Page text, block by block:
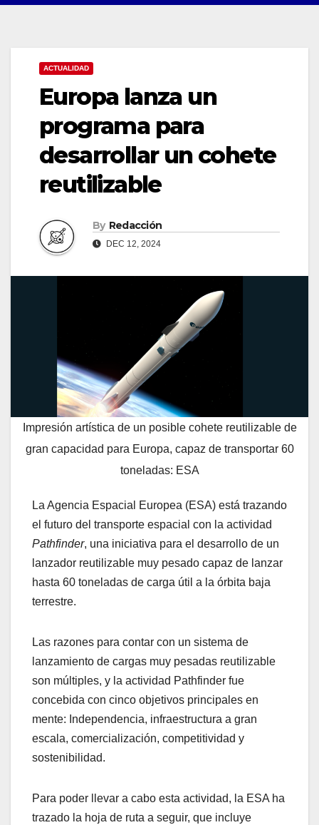
ACTUALIDAD
Europa lanza un
programa para
desarrollar un cohete
reutilizable
By Redacción
DEC 12, 2024
Impresión artística de un posible cohete reutilizable de
gran capacidad para Europa, capaz de transportar 60
toneladas: ESA
La Agencia Espacial Europea (ESA) está trazando
el futuro del transporte espacial con la actividad
Pathfinder, una iniciativa para el desarrollo de un
lanzador reutilizable muy pesado capaz de lanzar
hasta 60 toneladas de carga útil a la órbita baja
terrestre.
Las razones para contar con un sistema de
lanzamiento de cargas muy pesadas reutilizable
son múltiples, y la actividad Pathfinder fue
concebida con cinco objetivos principales en
mente: Independencia, infraestructura a gran
escala, comercialización, competitividad y
sostenibilidad.
Para poder llevar a cabo esta actividad, la ESA ha
trazado la hoja de ruta a seguir, que incluye